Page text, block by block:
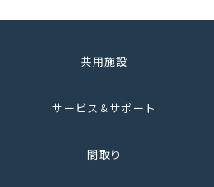
共用施設
サービス＆サポート
間取り